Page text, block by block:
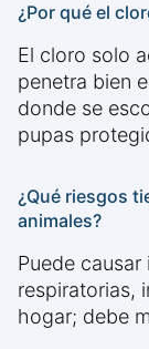
¿Por qué el
El cloro solo
penetra bien
donde se
pupas
¿Qué riesgos
animales?
Puede
respiratorias,
hogar; debe